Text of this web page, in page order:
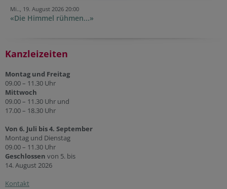
Mi.., 19. August 2026 20:00
«Die Himmel rühmen...»
Kanzleizeiten
Montag und Freitag
09.00 – 11.30 Uhr
Mittwoch
09.00 – 11.30 Uhr und
17.00 – 18.30 Uhr
Von 6. Juli bis 4. September
Montag und Dienstag
09.00 – 11.30 Uhr
Geschlossen von 5. bis
14. August 2026
Kontakt